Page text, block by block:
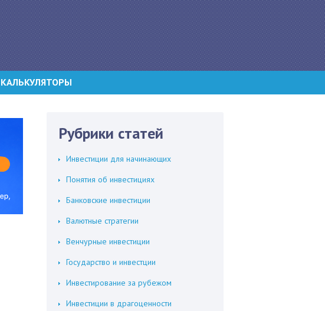
КАЛЬКУЛЯТОРЫ
Рубрики статей
Инвестиции для начинающих
Понятия об инвестициях
Банковские инвестиции
Валютные стратегии
Венчурные инвестиции
Государство и инвестции
Инвестирование за рубежом
Инвестиции в драгоценности